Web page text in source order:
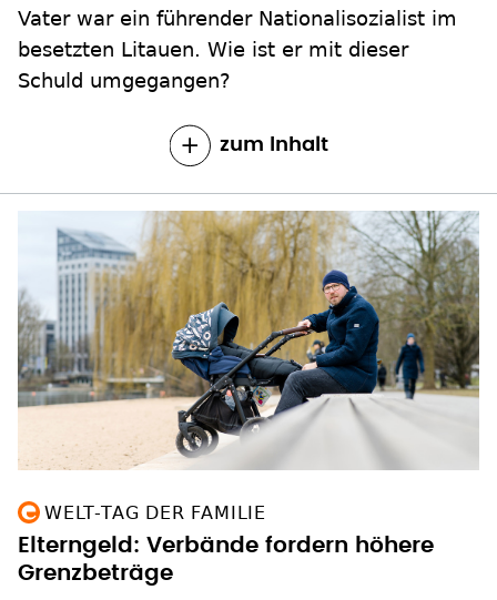
Vater war ein führender Nationalisozialist im
besetzten Litauen. Wie ist er mit dieser
Schuld umgegangen?
zum Inhalt
WELT-TAG DER FAMILIE
Elterngeld: Verbände fordern höhere
Grenzbeträge